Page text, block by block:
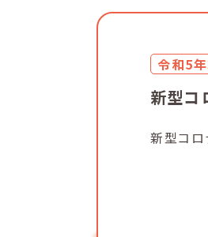
令和5
新型コ
新型コ